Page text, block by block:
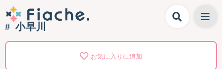
小早川
お気に入りに追加